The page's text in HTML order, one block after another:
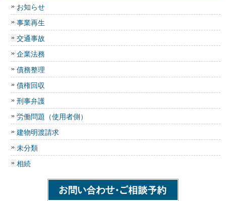
お知らせ
事業再生
交通事故
企業法務
債務整理
債権回収
刑事弁護
労働問題（使用者側）
建物明渡請求
未分類
相続